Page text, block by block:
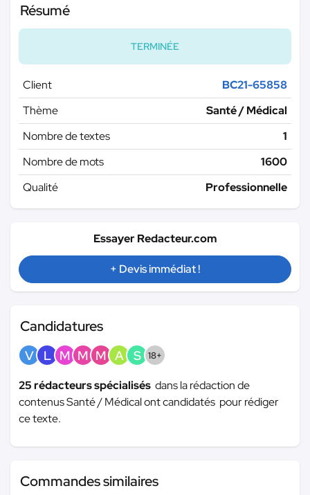
Résumé
TERMINÉE
Client
BC21-65858
Thème
Santé / Médical
Nombre de textes
1
Nombre de mots
1600
Qualité
Professionnelle
Essayer Redacteur.com
+ Devis immédiat !
Candidatures
V L M M M A S 18+
25 rédacteurs spécialisés dans la rédaction de
contenus Santé / Médical ont candidatés pour rédiger
ce texte.
Commandes similaires